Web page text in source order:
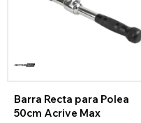
Barra Recta para Polea
50cm Acrive Max